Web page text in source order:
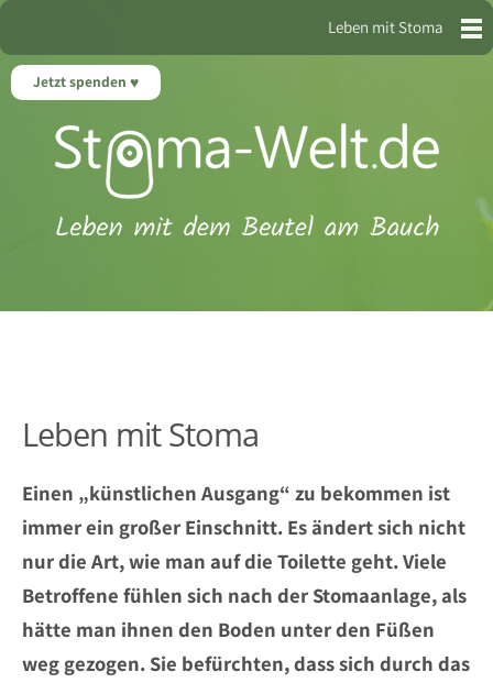
Jetzt spenden
Leben mit Stoma
Leben mit Stoma
Einen „künstlichen Ausgang“ zu bekommen ist
immer ein großer Einschnitt. Es ändert sich nicht
nur die Art, wie man auf die Toilette geht. Viele
Betroffene fühlen sich nach der Stomaanlage, als
hätte man ihnen den Boden unter den Füßen
weg gezogen. Sie befürchten, dass sich durch das